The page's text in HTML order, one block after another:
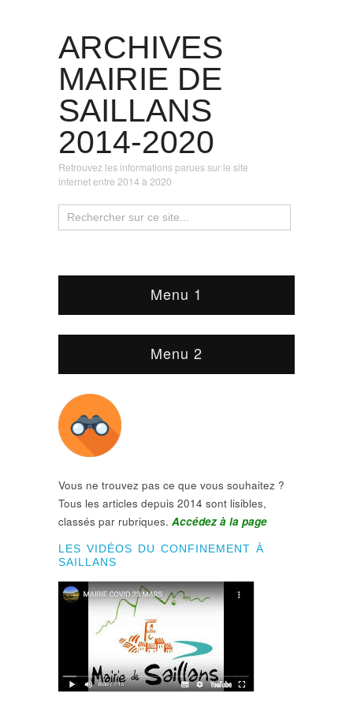
ARCHIVES
MAIRIE DE
SAILLANS
2014-2020
Retrouvez les informations parues sur le site
internet entre 2014 à 2020
Menu 1
Menu 2
Vous ne trouvez pas ce que vous souhaitez ?
Tous les articles depuis 2014 sont lisibles,
classés par rubriques. Accédez à la page
LES VIDÉOS DU CONFINEMENT À
SAILLANS